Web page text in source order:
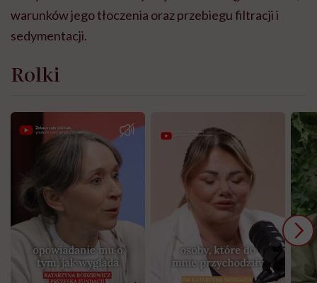
warunków jego tłoczenia oraz przebiegu filtracji i
sedymentacji.
Rolki